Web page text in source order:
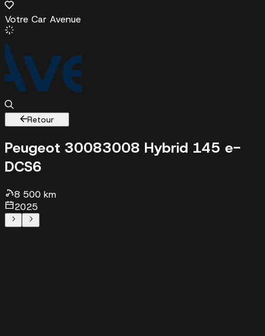
Votre Car Avenue
Retour
Peugeot 30083008 Hybrid 145 e-
DCS6
8 500 km
2025